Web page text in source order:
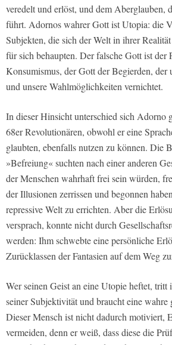
veredelt und erlöst, und dem Aberglauben,
führt. Adornos wahrer Gott ist Utopia: die
Subjekten, die sich der Welt in ihrer
für sich behaupten. Der falsche Gott ist der
Konsumismus, der Gott der Begierden, der
und unsere Wahlmöglichkeiten vernichtet.
In dieser Hinsicht unterschied sich Adorno
68er Revolutionären, obwohl er eine
glaubten, ebenfalls nutzen zu können. Die
»Befreiung« suchten nach einer anderen
der Menschen wahrhaft frei sein würden,
der Illusionen zerrissen und begonnen
repressive Welt zu errichten. Aber die
versprach, konnte nicht durch
werden: Ihm schwebte eine persönliche
Zurücklassen der Fantasien auf dem Weg
Wer seinen Geist an eine Utopie heftet,
seiner Subjektivität und braucht eine
Dieser Mensch ist nicht dadurch motiviert,
vermeiden, denn er weiß, dass diese die